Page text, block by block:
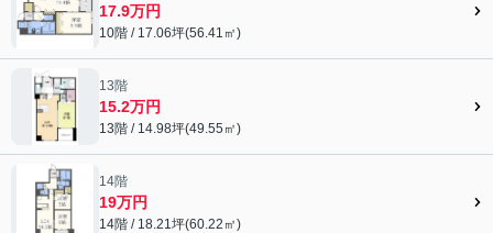
17.9万円
10階 / 17.06坪(56.41㎡)
13階
15.2万円
13階 / 14.98坪(49.55㎡)
14階
19万円
14階 / 18.21坪(60.22㎡)